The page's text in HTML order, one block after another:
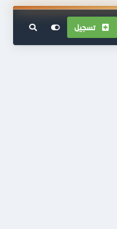
تسجيل